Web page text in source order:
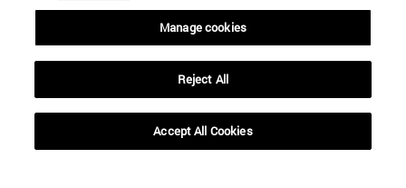
Accesos directos
Manage cookies
Reject All
Accept All Cookies